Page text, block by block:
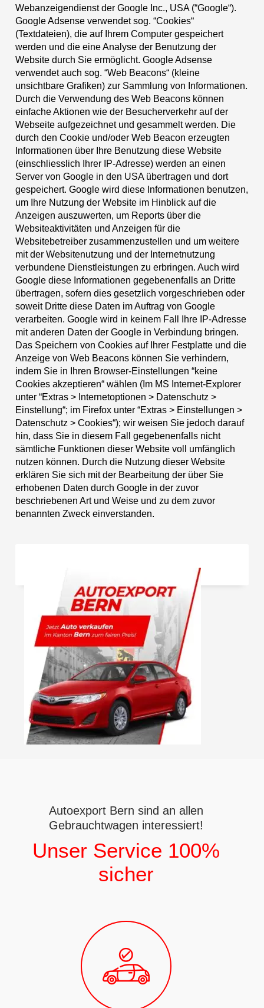
Webanzeigendienst der Google Inc., USA (“Google“).
Google Adsense verwendet sog. “Cookies“
(Textdateien), die auf Ihrem Computer gespeichert
werden und die eine Analyse der Benutzung der
Website durch Sie ermöglicht. Google Adsense
verwendet auch sog. “Web Beacons“ (kleine
unsichtbare Grafiken) zur Sammlung von Informationen.
Durch die Verwendung des Web Beacons können
einfache Aktionen wie der Besucherverkehr auf der
Webseite aufgezeichnet und gesammelt werden. Die
durch den Cookie und/oder Web Beacon erzeugten
Informationen über Ihre Benutzung diese Website
(einschliesslich Ihrer IP-Adresse) werden an einen
Server von Google in den USA übertragen und dort
gespeichert. Google wird diese Informationen benutzen,
um Ihre Nutzung der Website im Hinblick auf die
Anzeigen auszuwerten, um Reports über die
Websiteaktivitäten und Anzeigen für die
Websitebetreiber zusammenzustellen und um weitere
mit der Websitenutzung und der Internetnutzung
verbundene Dienstleistungen zu erbringen. Auch wird
Google diese Informationen gegebenenfalls an Dritte
übertragen, sofern dies gesetzlich vorgeschrieben oder
soweit Dritte diese Daten im Auftrag von Google
verarbeiten. Google wird in keinem Fall Ihre IP-Adresse
mit anderen Daten der Google in Verbindung bringen.
Das Speichern von Cookies auf Ihrer Festplatte und die
Anzeige von Web Beacons können Sie verhindern,
indem Sie in Ihren Browser-Einstellungen “keine
Cookies akzeptieren“ wählen (Im MS Internet-Explorer
unter “Extras > Internetoptionen > Datenschutz >
Einstellung“; im Firefox unter “Extras > Einstellungen >
Datenschutz > Cookies“); wir weisen Sie jedoch darauf
hin, dass Sie in diesem Fall gegebenenfalls nicht
sämtliche Funktionen dieser Website voll umfänglich
nutzen können. Durch die Nutzung dieser Website
erklären Sie sich mit der Bearbeitung der über Sie
erhobenen Daten durch Google in der zuvor
beschriebenen Art und Weise und zu dem zuvor
benannten Zweck einverstanden.
Autoexport Bern sind an allen
Gebrauchtwagen interessiert!
Unser Service 100%
sicher